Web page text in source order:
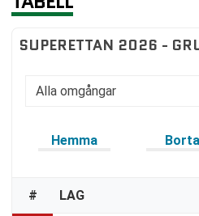
SUPERETTAN 2026 -
Hemma Borta
# LAG